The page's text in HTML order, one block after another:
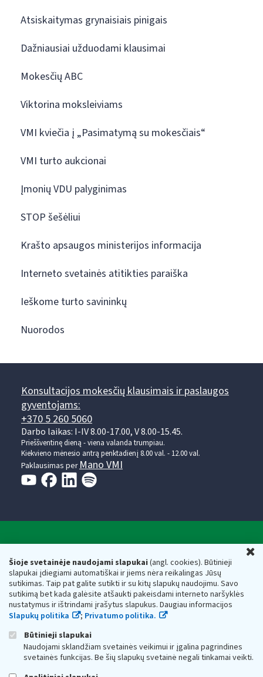
Šioje svetainėje naudojami slapukai(angl. cookies). Būtinieji
slapukai įdiegiami automatiškai ir jiems nėra reikalingas Jūsų
sutikimas. Taip pat galite sutikti ir su kitų slapukų naudojimu. Savo
sutikimą bet kada galėsite atšaukti pakeisdami interneto naršyklės
nustatymus ir ištrindami įrašytus slapukus. Daugiau informacijos
Slapukų politika
; Privatumo politika.
Būtinieji slapukai
Naudojami sklandžiam svetainės veikimui ir įgalina pagrindines
svetainės funkcijas. Be šių slapukų svetainė negali tinkamai veikti.
Atsiskaitymas grynaisiais pinigais
Dažniausiai užduodami klausimai
Mokesčių ABC
Viktorina moksleiviams
VMI kviečia į „Pasimatymą su mokesčiais“
VMI turto aukcionai
Įmonių VDU palyginimas
STOP šešėliui
Krašto apsaugos ministerijos informacija
Interneto svetainės atitikties paraiška
Ieškome turto savininkų
Nuorodos
Konsultacijos mokesčių klausimais ir paslaugos
gyventojams:
+370 5 260 5060
Darbo laikas: I-IV 8.00-17.00, V 8.00-15.45.
Prieššventinę dieną - viena valanda trumpiau.
Kiekvieno mėnesio antrą penktadienį 8.00 val. - 12.00 val.
Paklausimas per Mano VMI
Respublikos finansų ministerijos
Biudžetinė įstaiga. Juridinio asmens kodas — 188659752,
adresas: Vasario 16-osios g. 14, 01107 Vilnius, Lietuva, el.paštas:
vmi@vmi.lt, E. pristatymo dėžutės adresas 188659752
Duomenys apie Valstybinę mokesčių inspekciją prie Lietuvos
Respublikos finansų ministerijos kaupiami ir saugomi Juridinių